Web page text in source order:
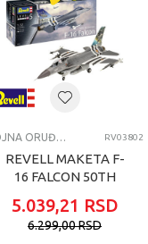
VOJNA ORUĐA, TENKOVI I VOJNICI RV03802
REVELL MAKETA F-
16 FALCON 50TH
5.039,21 RSD
6.299,00RSD